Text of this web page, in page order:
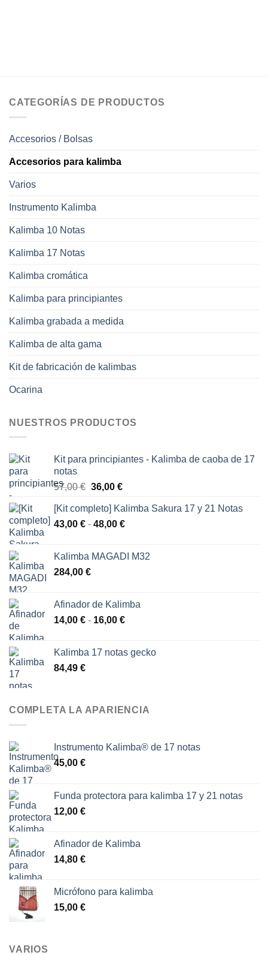
CATEGORÍAS DE PRODUCTOS
Accesorios / Bolsas
Accesorios para kalimba
Varios
Instrumento Kalimba
Kalimba 10 Notas
Kalimba 17 Notas
Kalimba cromática
Kalimba para principiantes
Kalimba grabada a medida
Kalimba de alta gama
Kit de fabricación de kalimbas
Ocarina
NUESTROS PRODUCTOS
Kit para principiantes - Kalimba de caoba de 17
notas
57,00€ El
original
era:
36,00 €El
actual
es:
[Kit completo] Kalimba Sakura 17 y 21 Notas
43,00 € - 48,00 €Rango
desde
48,00 €
Kalimba MAGADI M32
284,00 €
Afinador de Kalimba
14,00 € - 16,00 €Rango
desde
Kalimba 17 notas gecko
84,49 €
COMPLETA LA APARIENCIA
Instrumento Kalimba® de 17 notas
45,00 €
Funda protectora para kalimba 17 y 21 notas
12,00 €
Afinador de Kalimba
14,80 €
Micrófono para kalimba
15,00 €
VARIOS